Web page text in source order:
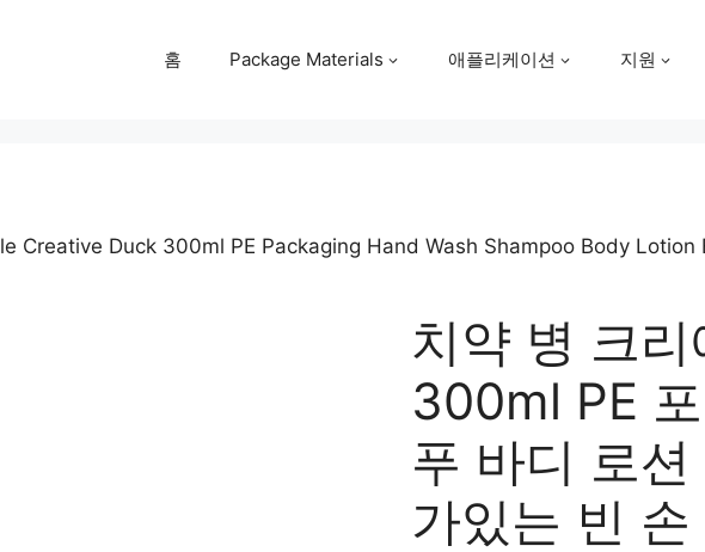
홈 Package Materials 애플리케이션 지원
Creative Duck 300ml PE Packaging Hand Wash Shampoo Body
치약 병 크
300ml PE
푸 바디 로
가있는 빈 손